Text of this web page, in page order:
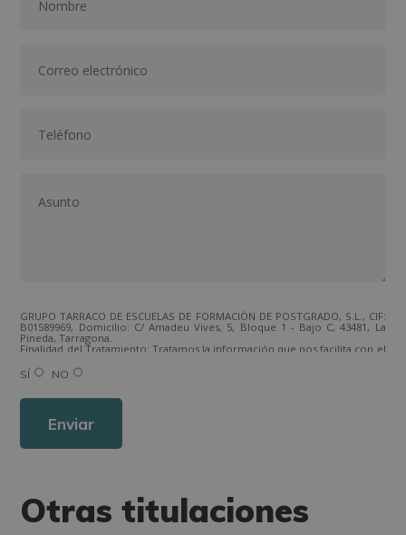
GRUPO TARRACO DE ESCUELAS DE FORMACIÓN DE POSTGRADO, S.L., CIF:
B01589969, Domicilio: C/ Amadeu Vives, 5, Bloque 1 - Bajo C, 43481, La
Pineda, Tarragona.
Finalidad del Tratamiento: Tratamos la información que nos facilita con el
los productos ofrecidos y otros tipo de productos que fueran de su
interés.
Derechos: Puede ejercitar sus derechos identificándose suficientemente,
Para más información consulte nuestra Política de Privacidad.
SÍ NO
Otras titulaciones